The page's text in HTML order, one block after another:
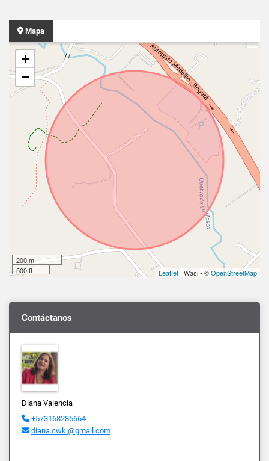
Mapa
+
−
200 m
500 ft
Leaflet | Wasi - ©OpenStreetMap
Contáctanos
Diana Valencia
+573168285664
diana.cwki@gmail.com